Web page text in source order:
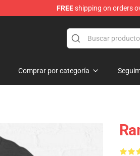
FREEshipping on orders
Comprar por categoría